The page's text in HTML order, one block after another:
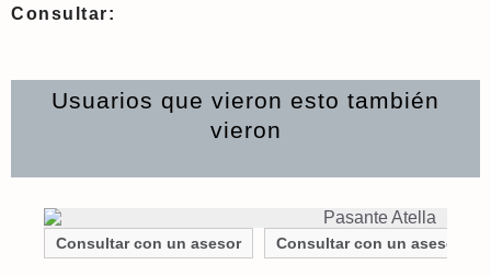
Consultar:
Usuarios que vieron esto también
vieron
Consultar con un asesor Consultar con un asesor